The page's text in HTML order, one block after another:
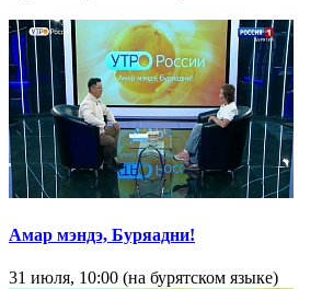
Амар мэндэ, Буряадни!
31 июля, 10:00 (на бурятском языке)